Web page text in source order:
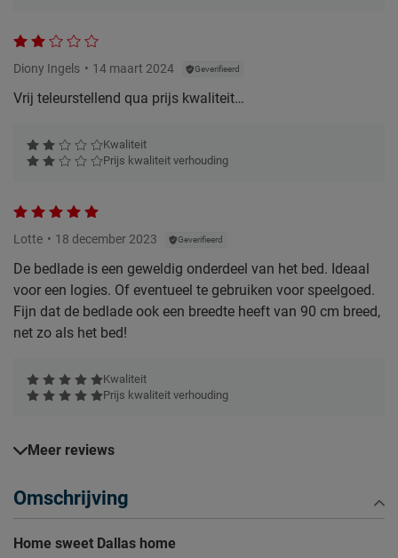
Diony Ingels 14 maart 2024 Geverifieerd
Vrij teleurstellend qua prijs kwaliteit…
Kwaliteit
Prijs kwaliteit verhouding
Lotte 18 december 2023 Geverifieerd
De bedlade is een geweldig onderdeel van het bed. Ideaal
voor een logies. Of eventueel te gebruiken voor speelgoed.
Fijn dat de bedlade ook een breedte heeft van 90 cm breed,
net zo als het bed!
Kwaliteit
Prijs kwaliteit verhouding
Meer reviews
Omschrijving
Home sweet Dallas home